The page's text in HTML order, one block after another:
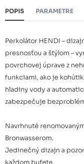
Perkolátor
Perkolátor
POPIS PARAMETRE
Perkolátor HENDI –
presnosťou a štýlom –
povrchovej úprave z
funkciami, ako je
hladiny vody a
zabezpečuje
Navrhnuté
Bronwasserom.
Jedinečný dizajn a